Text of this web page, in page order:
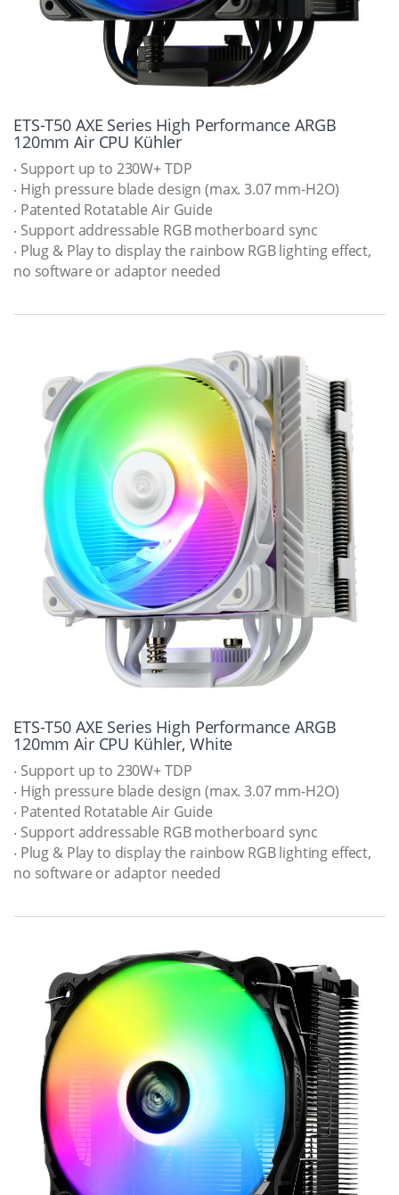
ETS-T50 AXE Series High Performance ARGB
120mm Air CPU Kühler
‧ Support up to 230W+ TDP
‧ High pressure blade design (max. 3.07 mm-H2O)
‧ Patented Rotatable Air Guide
‧ Support addressable RGB motherboard sync
‧ Plug & Play to display the rainbow RGB lighting effect,
no software or adaptor needed
ETS-T50 AXE Series High Performance ARGB
120mm Air CPU Kühler, White
‧ Support up to 230W+ TDP
‧ High pressure blade design (max. 3.07 mm-H2O)
‧ Patented Rotatable Air Guide
‧ Support addressable RGB motherboard sync
‧ Plug & Play to display the rainbow RGB lighting effect,
no software or adaptor needed